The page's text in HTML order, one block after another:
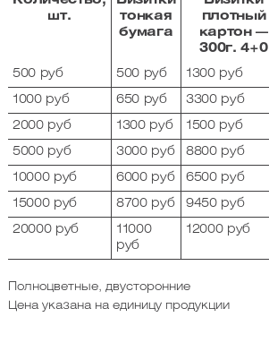
шт.
тонкая
бумага
плотный
картон —
300г. 4+0
500 руб 500 руб 1300 руб
1000 руб 650 руб 3300 руб
2000 руб 1300 руб 1500 руб
5000 руб 3000 руб 8800 руб
10000 руб 6000 руб 6500 руб
15000 руб 8700 руб 9450 руб
20000 руб
11000
руб
12000 руб
Полноцветные, двусторонние
Цена указана на единицу продукции